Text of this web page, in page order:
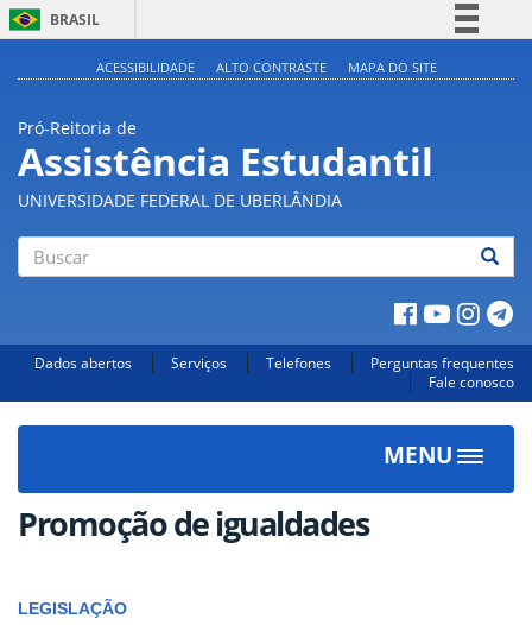
BRASIL
Acesso à informação
Legislação
Canais
ACESSIBILIDADE ALTO CONTRASTE MAPA DO SITE
Pró-Reitoria de
Assistência Estudantil
UNIVERSIDADE FEDERAL DE UBERLÂNDIA
Dados abertos Serviços Telefones
Perguntas frequentes
Fale conosco
MENU
Toggle
Promoção de igualdades
LEGISLAÇÃO